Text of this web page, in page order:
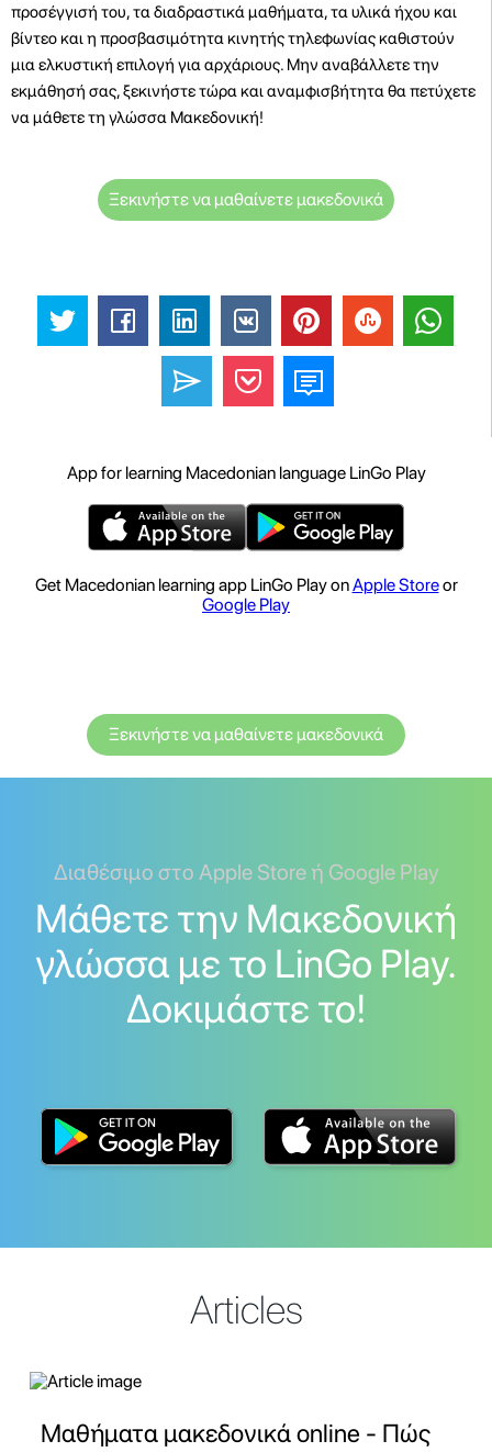
προσέγγισή του, τα διαδραστικά μαθήματα, τα υλικά ήχου και
βίντεο και η προσβασιμότητα κινητής τηλεφωνίας καθιστούν
μια ελκυστική επιλογή για αρχάριους. Μην αναβάλλετε την
εκμάθησή σας, ξεκινήστε τώρα και αναμφισβήτητα θα πετύχετε
να μάθετε τη γλώσσα Μακεδονική!
Ξεκινήστε να μαθαίνετε μακεδονικά
App for learning Macedonian language LinGo Play
Get Macedonian learning app LinGo Play onApple Storeor
Google Play
Ξεκινήστε να μαθαίνετε μακεδονικά
Διαθέσιμο στο Apple Store ή Google Play
Μάθετε την Μακεδονική
γλώσσα με το LinGo Play.
Δοκιμάστε το!
Articles
Μαθήματα μακεδονικά online - Πώς